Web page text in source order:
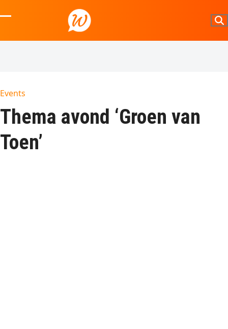
to
mobile
mobile
Events
Thema avond ‘Groen van
Toen’